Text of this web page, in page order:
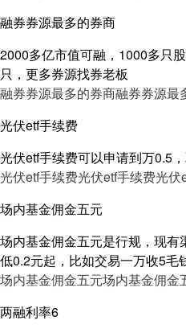
融券券源最多的券商
2000多亿市值可融，1000多只
只，更多券源找券老板
融券券源最多的券商融券券源最
光伏etf手续费
光伏etf手续费可以申请到万0.5
光伏etf手续费光伏etf手续费光伏
场内基金佣金五元
场内基金佣金五元是行规，现
低0.2元起，比如交易一万收5毛
场内基金佣金五元场内基金佣金
两融利率6